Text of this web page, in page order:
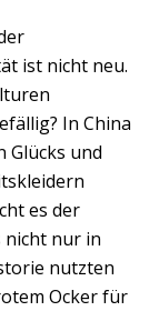
ist nicht neu.
In China
Glücks und
es der
nicht nur in
nutzten
Ocker für